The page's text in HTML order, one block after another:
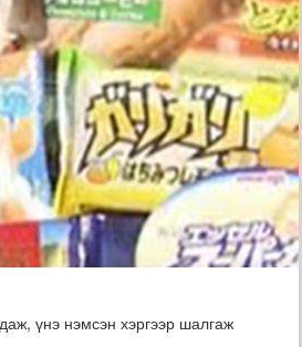
арвижлаа
үнэ нэмсэн хэргээр шалгаж